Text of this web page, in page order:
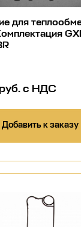
для
с НДС
Добавить к заказу